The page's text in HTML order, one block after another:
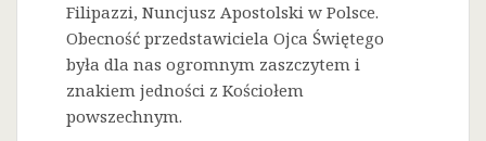
Filipazzi, Nuncjusz Apostolski w Polsce.
Obecność przedstawiciela Ojca Świętego
była dla nas ogromnym zaszczytem i
znakiem jedności z Kościołem
powszechnym.